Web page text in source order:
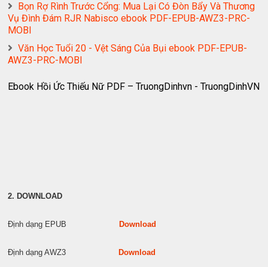
Bọn Rợ Rình Trước Cổng: Mua Lại Có Đòn Bẩy Và Thương
Vụ Đình Đám RJR Nabisco ebook PDF-EPUB-AWZ3-PRC-
MOBI
Văn Học Tuổi 20 - Vệt Sáng Của Bụi ebook PDF-EPUB-
AWZ3-PRC-MOBI
Ebook Hồi Ức Thiếu Nữ PDF – TruongDinhvn - TruongDinhVN
2. DOWNLOAD
Định dạng EPUB Download
Định dạng AWZ3 Download